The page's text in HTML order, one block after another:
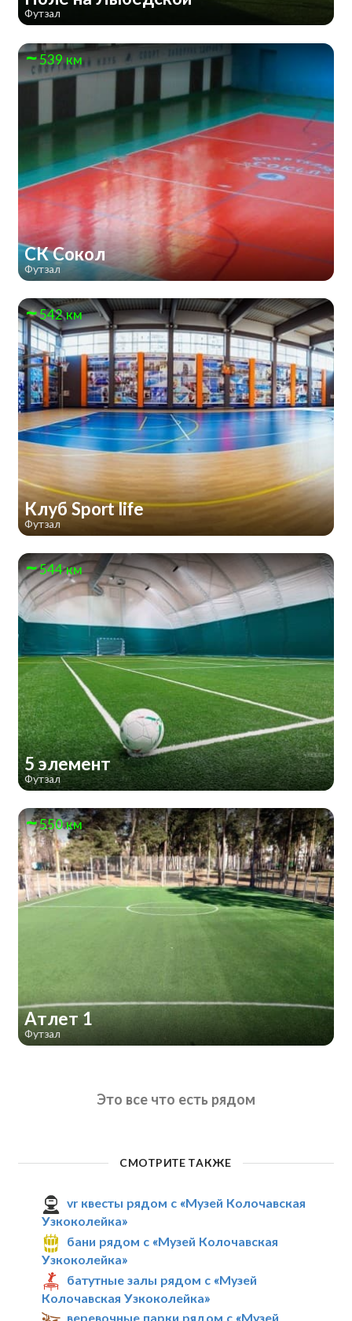
Футзал
539 км
СК Сокол
Футзал
542 км
Клуб Sport life
Футзал
544 км
5 элемент
Футзал
550 км
Атлет 1
Футзал
Это все что есть рядом
СМОТРИТЕ ТАКЖЕ
vr квесты рядом с «Музей Колочавская
Узкоколейка»
бани рядом с «Музей Колочавская
Узкоколейка»
батутные залы рядом с «Музей
Колочавская Узкоколейка»
веревочные парки рядом с «Музей